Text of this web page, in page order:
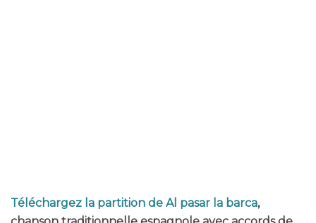
Téléchargez la partition de Al pasar la barca,